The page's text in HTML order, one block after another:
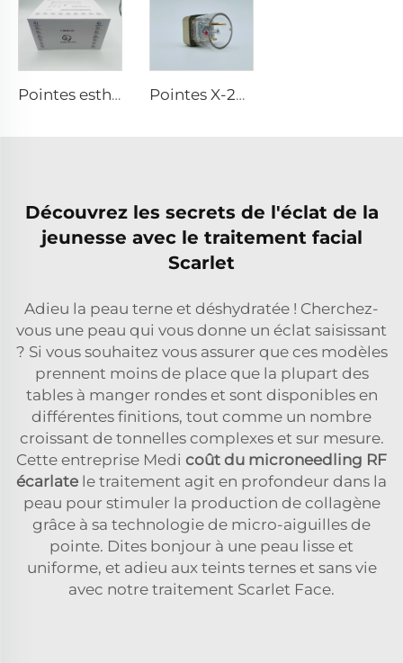
Pointes esthétiques Pixel8 RF Rohrer 25 49 64 Pointes X-25 de microneedling Sylfirm X rf
Découvrez les secrets de l'éclat de la
jeunesse avec le traitement facial
Scarlet
Adieu la peau terne et déshydratée ! Cherchez-
vous une peau qui vous donne un éclat saisissant
? Si vous souhaitez vous assurer que ces modèles
prennent moins de place que la plupart des
tables à manger rondes et sont disponibles en
différentes finitions, tout comme un nombre
croissant de tonnelles complexes et sur mesure.
Cette entreprise Medi coût du microneedling RF
écarlate le traitement agit en profondeur dans la
peau pour stimuler la production de collagène
grâce à sa technologie de micro-aiguilles de
pointe. Dites bonjour à une peau lisse et
uniforme, et adieu aux teints ternes et sans vie
avec notre traitement Scarlet Face.